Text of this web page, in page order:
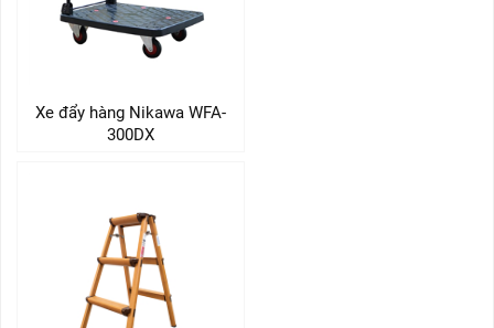
Xe đẩy hàng Nikawa WFA-
300DX